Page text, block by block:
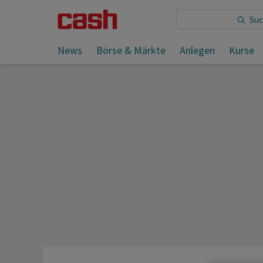
News Börse & Märkte Anlegen Kurse
Sie lesen: